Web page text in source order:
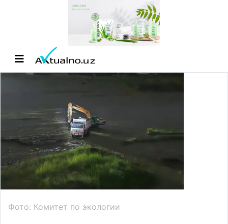
Фото: Комитет по экологии